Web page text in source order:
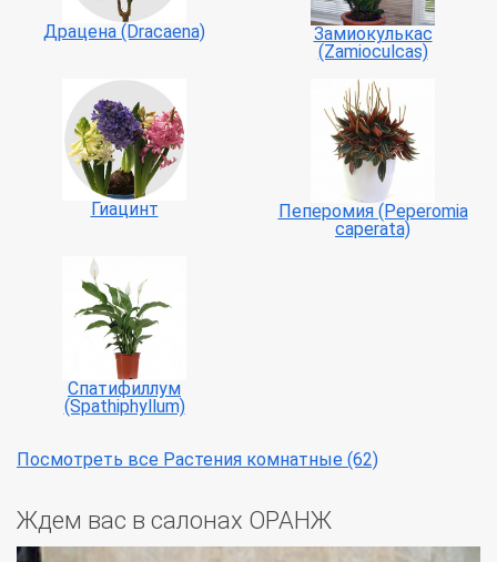
Драцена (Dracaena)
Замиокулькас
(Zamioculcas)
Гиацинт
Пеперомия (Peperomia
caperata)
Спатифиллум
(Spathiphyllum)
Посмотреть все Растения комнатные (62)
Ждем вас в салонах ОРАНЖ